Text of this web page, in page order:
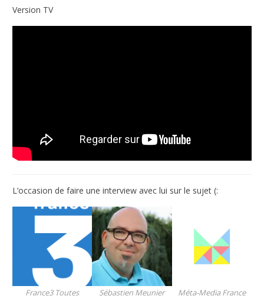
Version TV
L’occasion de faire une interview avec lui sur le sujet (:
France3 Toutes
Sébastien Meunier
Méta-Media France